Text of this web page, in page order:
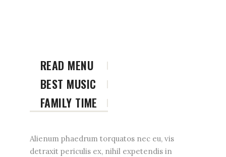
READ MENU
BEST MUSIC
FAMILY TIME
Alienum phaedrum torquatos nec eu, vis
detraxit periculis ex, nihil expetendis in